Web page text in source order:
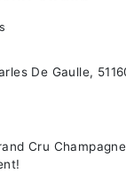
De Gaulle,
Cru